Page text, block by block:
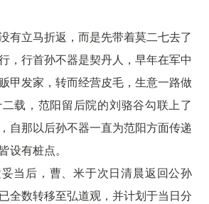
有立马折返，而是先带着莫二七去了
，行首孙不器是契丹人，早年在军中
甲发家，转而经营皮毛，生意一路做
载，范阳留后院的刘骆谷勾联上了
自那以后孙不器一直为范阳方面传递
设有桩点。
当后，曹、米于次日清晨返回公孙
全数转移至弘道观，并计划于当日分